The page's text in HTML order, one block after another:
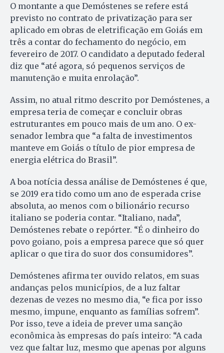
O montante a que Demóstenes se refere está
previsto no contrato de privatização para ser
aplicado em obras de eletrificação em Goiás em
três a contar do fechamento do negócio, em
fevereiro de 2017. O candidato a deputado federal
diz que “até agora, só pequenos serviços de
manutenção e muita enrolação”.
Assim, no atual ritmo descrito por Demóstenes, a
empresa teria de começar e concluir obras
estruturantes em pouco mais de um ano. O ex-
senador lembra que “a falta de investimentos
manteve em Goiás o título de pior empresa de
energia elétrica do Brasil”.
A boa notícia dessa análise de Demóstenes é que,
se 2019 era tido como um ano de esperada crise
absoluta, ao menos com o bilionário recurso
italiano se poderia contar. “Italiano, nada”,
Demóstenes rebate o repórter. “É o dinheiro do
povo goiano, pois a empresa parece que só quer
aplicar o que tira do suor dos consumidores”.
Demóstenes afirma ter ouvido relatos, em suas
andanças pelos municípios, de a luz faltar
dezenas de vezes no mesmo dia, “e fica por isso
mesmo, impune, enquanto as famílias sofrem”.
Por isso, teve a ideia de prever uma sanção
econômica às empresas do país inteiro: “A cada
vez que faltar luz, mesmo que apenas por alguns